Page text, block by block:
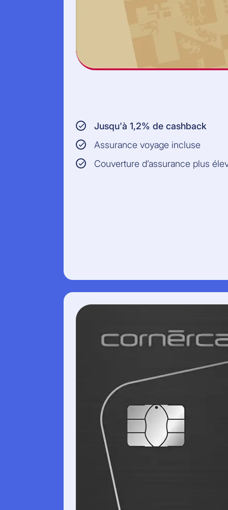
Jusqu'à 1,2% de cashback
Assurance voyage incluse
Couverture d’assurance plus